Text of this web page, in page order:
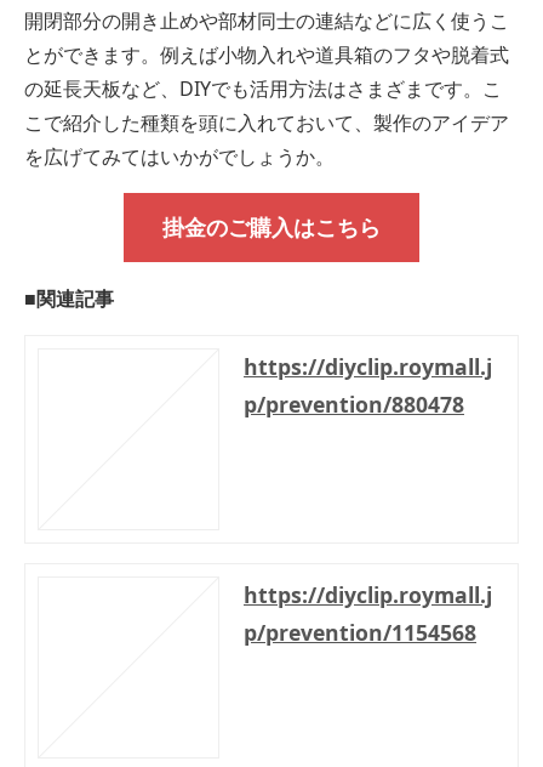
開閉部分の開き止めや部材同士の連結などに広く使うこ
とができます。例えば小物入れや道具箱のフタや脱着式
の延長天板など、DIYでも活用方法はさまざまです。こ
こで紹介した種類を頭に入れておいて、製作のアイデア
を広げてみてはいかがでしょうか。
掛金のご購入はこちら
■関連記事
https://diyclip.roymall.j
p/prevention/880478
https://diyclip.roymall.j
p/prevention/1154568